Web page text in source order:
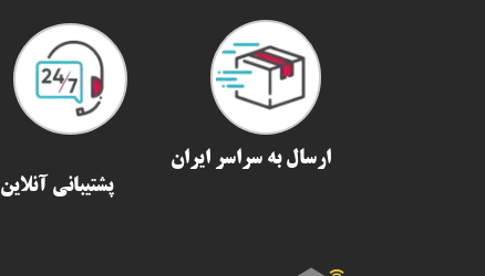
ارسال به سراسر ایران​​​​​​​
پشتیبانی آنلاین